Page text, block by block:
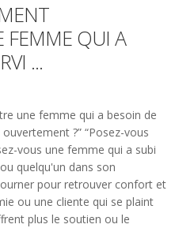
FEMME QUI A
...
une femme qui a besoin de
?” “Posez-vous
vous une femme qui a subi
quelqu'un dans son
pour retrouver confort et
ou une cliente qui se plaint
plus le soutien ou le